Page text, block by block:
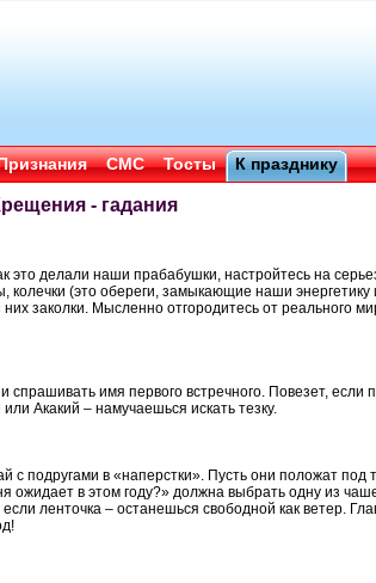
СМС Тосты К празднику
- гадания
это делали наши прабабушки, настройтесь на
колечки (это обереги, замыкающие наши
заколки. Мысленно отгородитесь от реального
имя первого встречного. Повезет, если
Акакий – намучаешься искать тезку.
подругами в «наперстки». Пусть они положат под
ожидает в этом году?» должна выбрать одну из
ленточка – останешься свободной как ветер.